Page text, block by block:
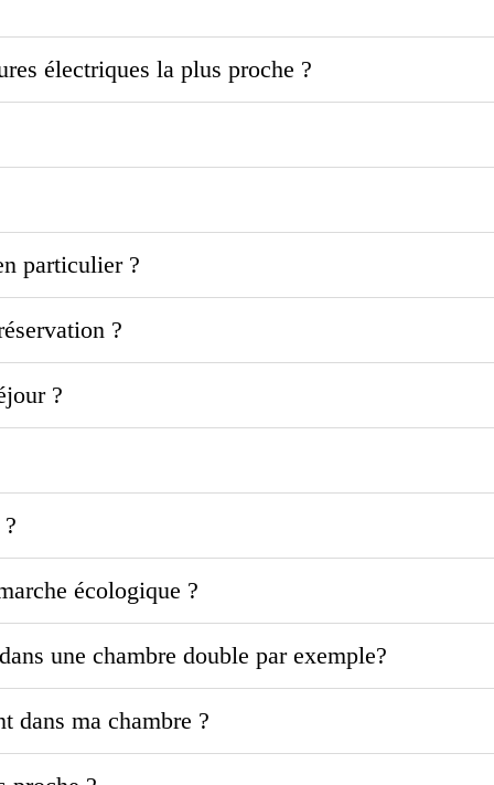
électriques la plus proche ?
particulier ?
?
?
écologique ?
une chambre double par exemple?
dans ma chambre ?